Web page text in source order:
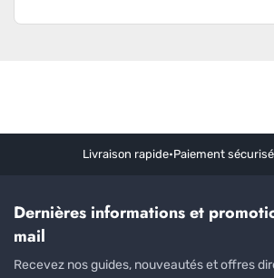
Livraison rapide•Paiement sécurisé
Dernières informations et
mail
Recevez nos guides, nouveautés et offres